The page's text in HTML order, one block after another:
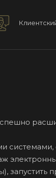
запустить